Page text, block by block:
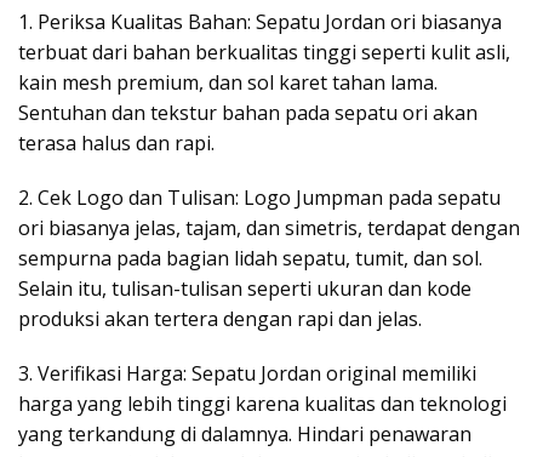
1. Periksa Kualitas Bahan: Sepatu Jordan ori biasanya
terbuat dari bahan berkualitas tinggi seperti kulit asli,
kain mesh premium, dan sol karet tahan lama.
Sentuhan dan tekstur bahan pada sepatu ori akan
terasa halus dan rapi.
2. Cek Logo dan Tulisan: Logo Jumpman pada sepatu
ori biasanya jelas, tajam, dan simetris, terdapat dengan
sempurna pada bagian lidah sepatu, tumit, dan sol.
Selain itu, tulisan-tulisan seperti ukuran dan kode
produksi akan tertera dengan rapi dan jelas.
3. Verifikasi Harga: Sepatu Jordan original memiliki
harga yang lebih tinggi karena kualitas dan teknologi
yang terkandung di dalamnya. Hindari penawaran